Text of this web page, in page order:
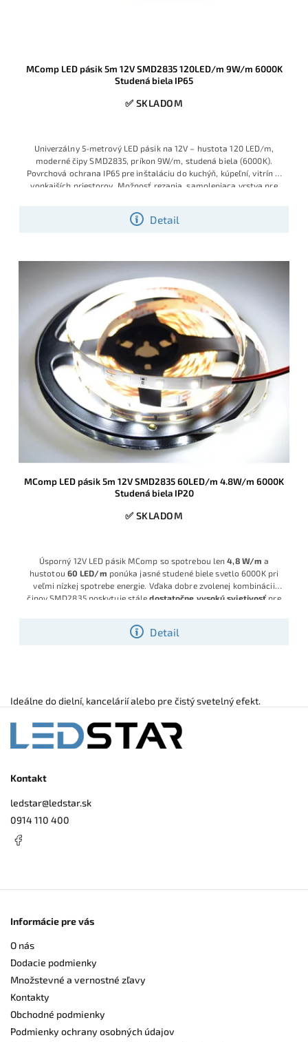
MComp LED pásik 5m 12V SMD2835 120LED/m 9W/m 6000K
Studená biela IP65
✅ SKLADOM
Detail
Univerzálny 5-metrový LED pásik na 12V – hustota 120 LED/m,
moderné čipy SMD2835, príkon 9W/m, studená biela (6000K).
Povrchová ochrana IP65 pre inštaláciu do kuchýň, kúpeľní, vitrín či
vonkajších priestorov. Možnosť rezania, samolepiaca vrstva pre
podsvietenie.
MComp LED pásik 5m 12V SMD2835 60LED/m 4.8W/m 6000K
Studená biela IP20
✅ SKLADOM
Detail
Úsporný 12V LED pásik MComp so spotrebou len4,8 W/m a
hustotou 60 LED/m ponúka jasné studené biele svetlo 6000K pri
veľmi nízkej spotrebe energie. Vďaka dobre zvolenej kombinácii
čipov SMD2835 poskytuje stáledostatočne vysokú svietivosť pre
Ideálne do dielní, kancelárií alebo pre čistý svetelný efekt.
Kontakt
ledstar@ledstar.sk
0914 110 400
Informácie pre vás
O nás
Dodacie podmienky
Množstevné a vernostné zľavy
Kontakty
Obchodné podmienky
Podmienky ochrany osobných údajov